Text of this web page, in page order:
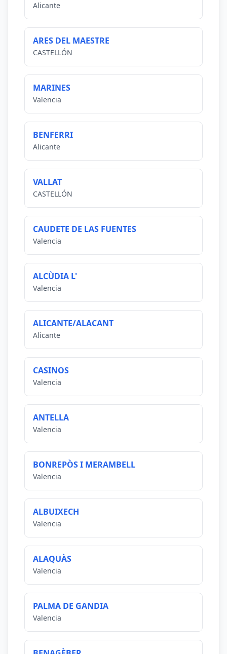
Alicante
ARES DEL MAESTRE
CASTELLÓN
MARINES
Valencia
BENFERRI
Alicante
VALLAT
CASTELLÓN
CAUDETE DE LAS FUENTES
Valencia
ALCÙDIA L'
Valencia
ALICANTE/ALACANT
Alicante
CASINOS
Valencia
ANTELLA
Valencia
BONREPÒS I MERAMBELL
Valencia
ALBUIXECH
Valencia
ALAQUÀS
Valencia
PALMA DE GANDIA
Valencia